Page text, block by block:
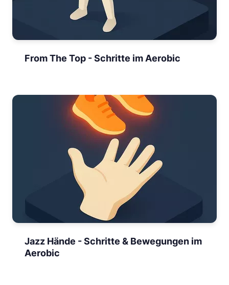
From The Top - Schritte im Aerobic
Jazz Hände - Schritte & Bewegungen im
Aerobic